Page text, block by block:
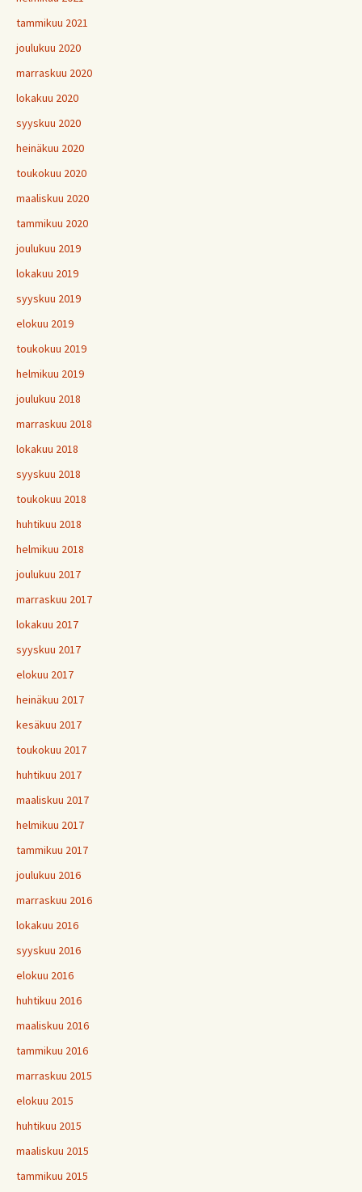
tammikuu 2021
joulukuu 2020
marraskuu 2020
lokakuu 2020
syyskuu 2020
heinäkuu 2020
toukokuu 2020
maaliskuu 2020
tammikuu 2020
joulukuu 2019
lokakuu 2019
syyskuu 2019
elokuu 2019
toukokuu 2019
helmikuu 2019
joulukuu 2018
marraskuu 2018
lokakuu 2018
syyskuu 2018
toukokuu 2018
huhtikuu 2018
helmikuu 2018
joulukuu 2017
marraskuu 2017
lokakuu 2017
syyskuu 2017
elokuu 2017
heinäkuu 2017
kesäkuu 2017
toukokuu 2017
huhtikuu 2017
maaliskuu 2017
helmikuu 2017
tammikuu 2017
joulukuu 2016
marraskuu 2016
lokakuu 2016
syyskuu 2016
elokuu 2016
huhtikuu 2016
maaliskuu 2016
tammikuu 2016
marraskuu 2015
elokuu 2015
huhtikuu 2015
maaliskuu 2015
tammikuu 2015